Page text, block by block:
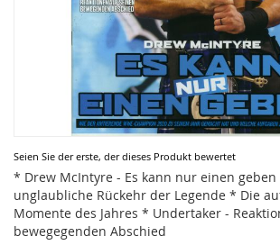
Seien Sie der erste, der dieses Produkt bewertet
* Drew McIntyre - Es kann nur einen
unglaubliche Rückehr der Legende * Die
Momente des Jahres * Undertaker -
bewegegenden Abschied
Zum
Anfang
der
Bildergalerie
springen